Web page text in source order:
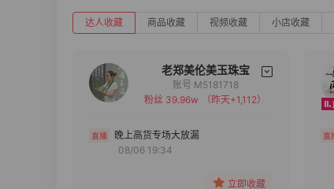
达人收藏 商品收藏 视频收藏 小店收藏
老郑美伦美玉珠宝
备注
分组
账号 M5181718
粉丝 39.96w
（昨天+1,112）
晚上高货专场大放漏
08/06 19:34
立即收藏